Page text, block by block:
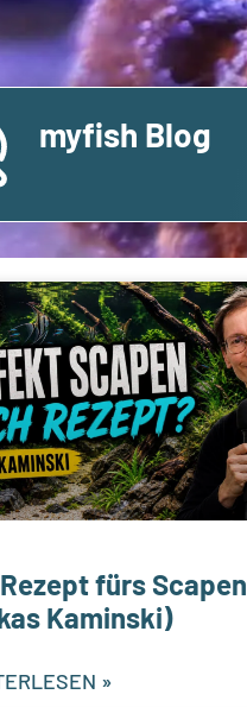
myfish Blog
fürs Scapen
Kaminski)
»